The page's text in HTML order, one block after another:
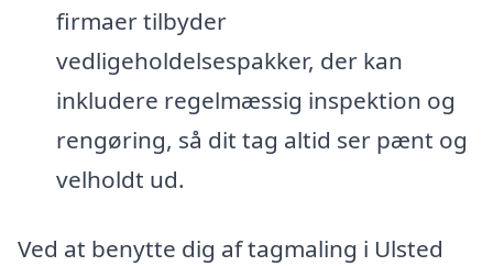
firmaer tilbyder
vedligeholdelsespakker, der kan
inkludere regelmæssig inspektion og
rengøring, så dit tag altid ser pænt og
velholdt ud.
Ved at benytte dig af tagmaling i Ulsted